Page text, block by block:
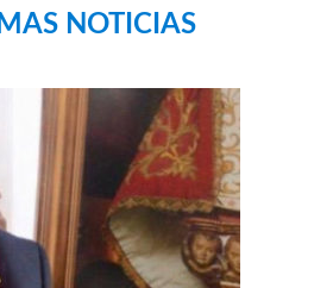
NOTICIAS